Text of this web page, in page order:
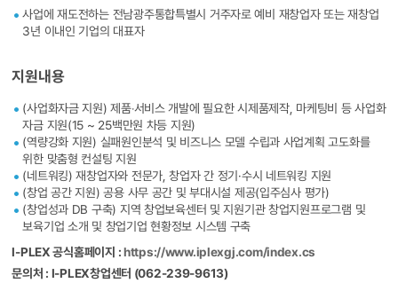
사업에 재도전하는 전남광주통합특별시 거주자로 예비 재창업자 또는 재창업
3년 이내인 기업의 대표자
지원내용
(사업화자금 지원) 제품‧서비스 개발에 필요한 시제품제작, 마케팅비 등 사업화
자금 지원(15 ~ 25백만원 차등 지원)
(역량강화 지원) 실패원인분석 및 비즈니스 모델 수립과 사업계획 고도화를
위한 맞춤형 컨설팅 지원
(네트워킹) 재창업자와 전문가, 창업자 간 정기·수시 네트워킹 지원
(창업 공간 지원) 공용 사무 공간 및 부대시설 제공(입주심사 평가)
(창업성과 DB 구축) 지역 창업보육센터 및 지원기관 창업지원프로그램 및
보육기업 소개 및 창업기업 현황정보 시스템 구축
I-PLEX 공식홈페이지 :https://www.iplexgj.com/index.cs
문의처 : I-PLEX창업센터 (062-239-9613)